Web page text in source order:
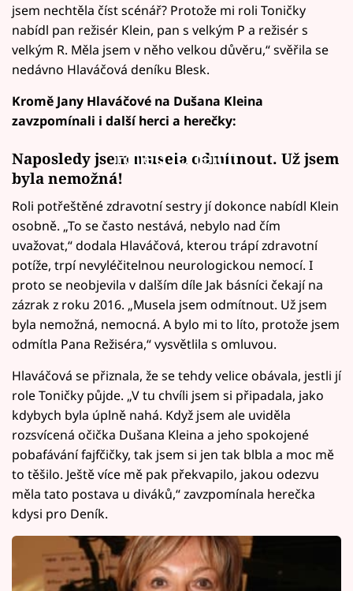
jsem nechtěla číst scénář? Protože mi roli Toničky
nabídl pan režisér Klein, pan s velkým P a režisér s
velkým R. Měla jsem v něho velkou důvěru,“ svěřila se
nedávno Hlaváčová deníku Blesk.
Kromě Jany Hlaváčové na Dušana Kleina
zavzpomínali i další herci a herečky:
Failed to fetch
Naposledy jsem musela odmítnout. Už jsem
byla nemožná!
Roli potřeštěné zdravotní sestry jí dokonce nabídl Klein
osobně. „To se často nestává, nebylo nad čím
uvažovat,“ dodala Hlaváčová, kterou trápí zdravotní
potíže, trpí nevyléčitelnou neurologickou nemocí. I
proto se neobjevila v dalším díle Jak básníci čekají na
zázrak z roku 2016. „Musela jsem odmítnout. Už jsem
byla nemožná, nemocná. A bylo mi to líto, protože jsem
odmítla Pana Režiséra,“ vysvětlila s omluvou.
Hlaváčová se přiznala, že se tehdy velice obávala, jestli jí
role Toničky půjde. „V tu chvíli jsem si připadala, jako
kdybych byla úplně nahá. Když jsem ale uviděla
rozsvícená očička Dušana Kleina a jeho spokojené
pobafávání fajfčičky, tak jsem si jen tak blbla a moc mě
to těšilo. Ještě více mě pak překvapilo, jakou odezvu
měla tato postava u diváků,“ zavzpomínala herečka
kdysi pro Deník.